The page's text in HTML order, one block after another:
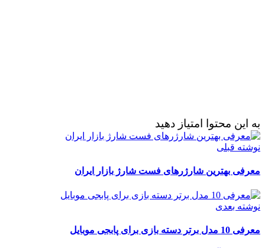
به این محتوا امتیاز دهید
نوشته قبلی
معرفی بهترین شارژرهای فست شارژ بازار ایران
نوشته بعدی
معرفی 10 مدل برتر دسته بازی برای پابجی موبایل